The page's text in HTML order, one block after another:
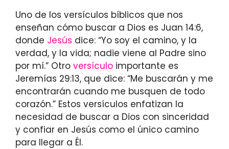
Uno de los versículos bíblicos que nos
enseñan cómo buscar a Dios es Juan 14:6,
donde Jesús dice: “Yo soy el camino, y la
verdad, y la vida; nadie viene al Padre sino
por mí.” Otro versículo importante es
Jeremías 29:13, que dice: “Me buscarán y me
encontrarán cuando me busquen de todo
corazón.” Estos versículos enfatizan la
necesidad de buscar a Dios con sinceridad
y confiar en Jesús como el único camino
para llegar a Él.